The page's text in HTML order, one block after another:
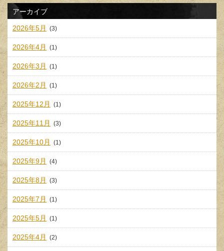
アーカイブ
2026年5月 (3)
2026年4月 (1)
2026年3月 (1)
2026年2月 (1)
2025年12月 (1)
2025年11月 (3)
2025年10月 (1)
2025年9月 (4)
2025年8月 (3)
2025年7月 (1)
2025年5月 (1)
2025年4月 (2)